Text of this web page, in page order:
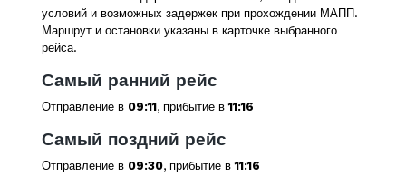
условий и возможных задержек при прохождении МАПП.
Маршрут и остановки указаны в карточке выбранного
рейса.
Самый ранний рейс
Отправление в 09:11, прибытие в11:16
Самый поздний рейс
Отправление в 09:30, прибытие в11:16